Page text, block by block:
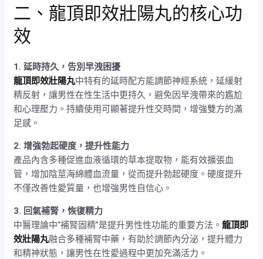
二、龍頂即效壯陽丸的核心功
效
1. 延時持久，告別早洩困擾
龍頂即效壯陽丸中特有的延時配方能調節神經系統，延緩射
精反射，讓男性在性生活中更持久，避免因早洩帶來的尷尬
和心理壓力。持續使用可顯著提升性交時間，增強雙方的滿
足感。
2. 增強勃起硬度，提升性能力
產品內含多種促進血液循環的草本提取物，能有效擴張血
管，增加陰莖海綿體血流量，從而提升勃起硬度。硬度提升
不僅改善性愛質量，也增強男性自信心。
3. 回氣補腎，恢復精力
中醫理論中“補腎固精”是提升男性性功能的重要方法。龍頂即
效壯陽丸融合多種補腎中藥，有助於調節內分泌，提升體力
和精神狀態，讓男性在性愛過程中更加充滿活力。